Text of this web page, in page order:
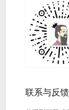
联系与反馈